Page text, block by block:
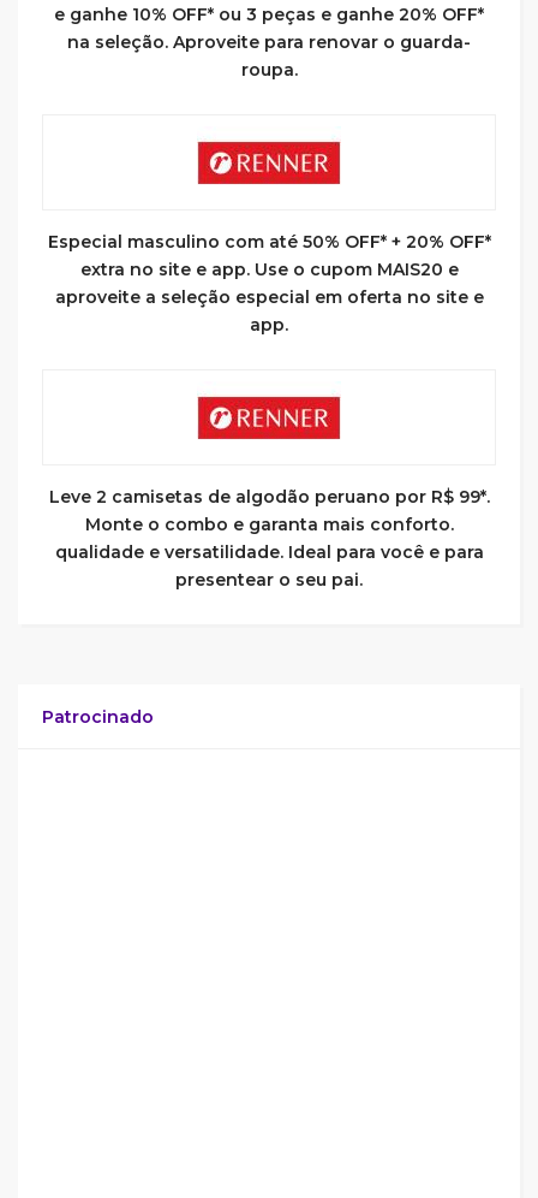
e ganhe 10% OFF* ou 3 peças e ganhe 20% OFF*
na seleção. Aproveite para renovar o guarda-
roupa.
Especial masculino com até 50% OFF* + 20% OFF*
extra no site e app. Use o cupom MAIS20 e
aproveite a seleção especial em oferta no site e
app.
Leve 2 camisetas de algodão peruano por R$ 99*.
Monte o combo e garanta mais conforto.
qualidade e versatilidade. Ideal para você e para
presentear o seu pai.
Patrocinado